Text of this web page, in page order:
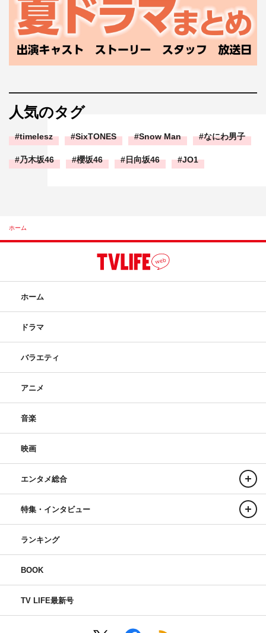
人気のタグ
timelesz SixTONES Snow Man なにわ男子
乃木坂46 櫻坂46 日向坂46 JO1
ホーム
ホーム
ドラマ
バラエティ
アニメ
音楽
映画
エンタメ総合
特集・インタビュー
ランキング
BOOK
TV LIFE最新号